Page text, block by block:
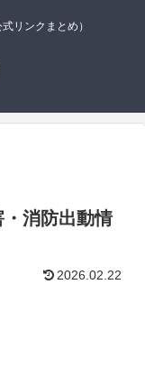
リンクまとめ）
消防出動情
2026.02.22